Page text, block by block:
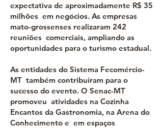
expectativa de aproximadamente R$ 35
milhões em negócios. As empresas
mato-grossenses realizaram 242
reuniões comerciais, ampliando as
oportunidades para o turismo estadual.
As entidades do Sistema Fecomércio-
MT também contribuíram para o
sucesso do evento. O Senac-MT
promoveu atividades na Cozinha
Encantos da Gastronomia, na Arena do
Conhecimento e em espaços